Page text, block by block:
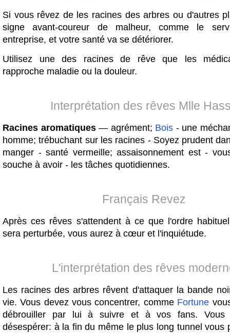
Si vous rêvez de les racines des arbres ou d'autres
signe avant-coureur de malheur, comme le
entreprise, et votre santé va se détériorer.
Utilisez une des racines de rêve que les
rapproche maladie ou la douleur.
Interprétation des rêves Mlle
Racines aromatiques— agrément; Bois - une
homme; trébuchant sur les racines - Soyez prudent
manger - santé vermeille; assaisonnement est -
souche à avoir - les tâches quotidiennes.
Français Revez
Après ces rêves s'attendent à ce que l'ordre
sera perturbée, vous aurez à cœur et l'inquiétude.
L'interprétation des rêves
Les racines des arbres rêvent d'attaquer la bande
vie. Vous devez vous concentrer, comme Fortune
débrouiller par lui à suivre et à vos fans. Vous
désespérer: à la fin du même le plus long tunnel vous